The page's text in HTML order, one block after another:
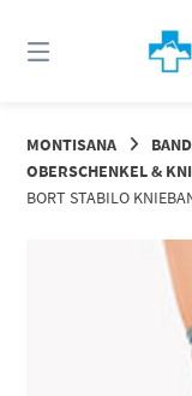
zum
MONTISANA
OBERSCHENKEL &
BORT STABILO